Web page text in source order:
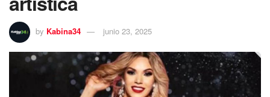
by Kabina34 junio 23, 2025